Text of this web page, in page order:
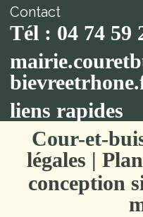
Contact
Tél : 04 74 59
liens rapides
Cour-et-
légales |
conception